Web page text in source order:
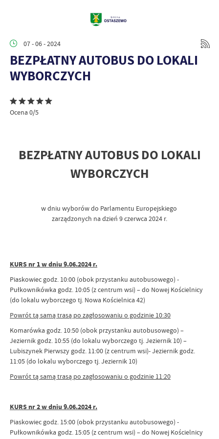
07 - 06 - 2024
BEZPŁATNY AUTOBUS DO LOKALI
WYBORCZYCH
Ocena 0/5
BEZPŁATNY AUTOBUS DO LOKALI
WYBORCZYCH
w dniu wyborów do Parlamentu Europejskiego
zarządzonych na dzień 9 czerwca 2024 r.
KURS nr 1 w dniu 9.06.2024 r.
Piaskowiec godz. 10:00 (obok przystanku autobusowego) -
Pułkownikówka godz. 10:05 (z centrum wsi) – do Nowej Kościelnicy
(do lokalu wyborczego tj. Nowa Kościelnica 42)
Powrót tą samą trasą po zagłosowaniu o godzinie 10:30
Komarówka godz. 10:50 (obok przystanku autobusowego) –
Jeziernik godz. 10:55 (do lokalu wyborczego tj. Jeziernik 10) –
Lubiszynek Pierwszy godz. 11:00 (z centrum wsi)- Jeziernik godz.
11:05 (do lokalu wyborczego tj. Jeziernik 10)
Powrót tą samą trasą po zagłosowaniu o godzinie 11:20
KURS nr 2 w dniu 9.06.2024 r.
Piaskowiec godz. 15:00 (obok przystanku autobusowego) -
Pułkownikówka godz. 15:05 (z centrum wsi) – do Nowej Kościelnicy